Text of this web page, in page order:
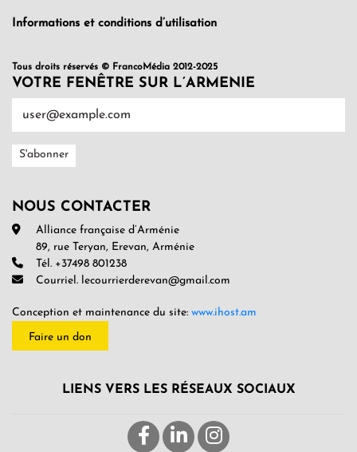
Informations et conditions d’utilisation
Tous droits réservés © FrancoMédia 2012-2025
VOTRE FENÊTRE SUR L’ARMENIE
NOUS CONTACTER
Alliance française d’Arménie
89, rue Teryan, Erevan, Arménie
Tél. +37498 801238
Courriel. lecourrierderevan@gmail.com
Conception et maintenance du site: www.ihost.am
Faire un don
LIENS VERS LES RÉSEAUX SOCIAUX